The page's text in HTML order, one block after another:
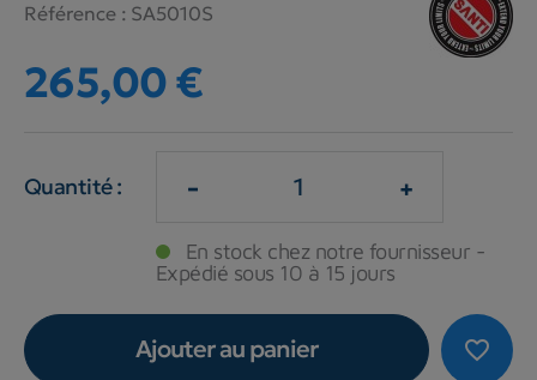
Référence : SA5010S
265,00 €
Quantité : - +
En stock chez notre fournisseur -
Expédié sous 10 à 15 jours
favorite_border
Ajouter au panier